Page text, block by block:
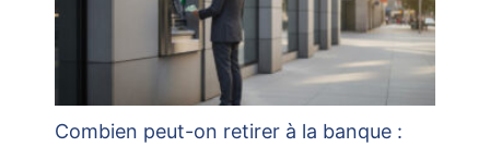
Combien peut-on retirer à la banque :